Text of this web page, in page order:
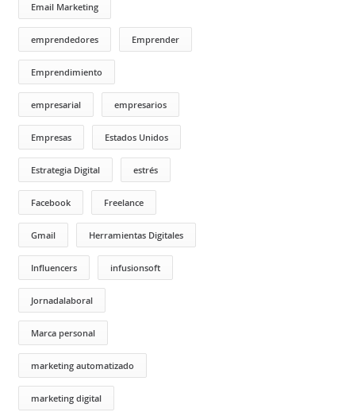
Email Marketing
emprendedores Emprender
Emprendimiento
empresarial empresarios
Empresas Estados Unidos
Estrategia Digital estrés
Facebook Freelance
Gmail Herramientas Digitales
Influencers infusionsoft
Jornadalaboral
Marca personal
marketing automatizado
marketing digital